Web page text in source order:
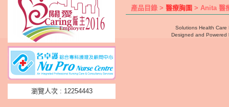
瀏覽人次 : 12254443
產品目錄 > 醫療胸圍 > Anita 醫
Solutions Health Care
Designed and